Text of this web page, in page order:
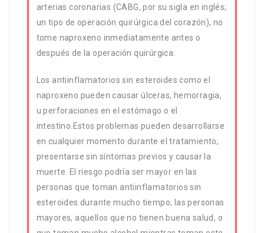
arterias coronarias (CABG, por su sigla en inglés;
un tipo de operación quirúrgica del corazón), no
tome naproxeno inmediatamente antes o
después de la operación quirúrgica.
Los antiinflamatorios sin esteroides como el
naproxeno pueden causar úlceras, hemorragia,
u perforaciones en el estómago o el
intestino.Estos problemas pueden desarrollarse
en cualquier momento durante el tratamiento,
presentarse sin síntomas previos y causar la
muerte. El riesgo podría ser mayor en las
personas que toman antiinflamatorios sin
esteroides durante mucho tiempo, las personas
mayores, aquellos que no tienen buena salud, o